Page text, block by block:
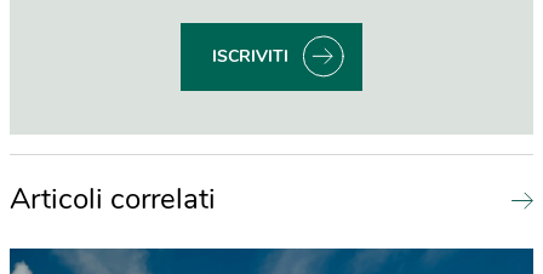
ISCRIVITI
Articoli correlati